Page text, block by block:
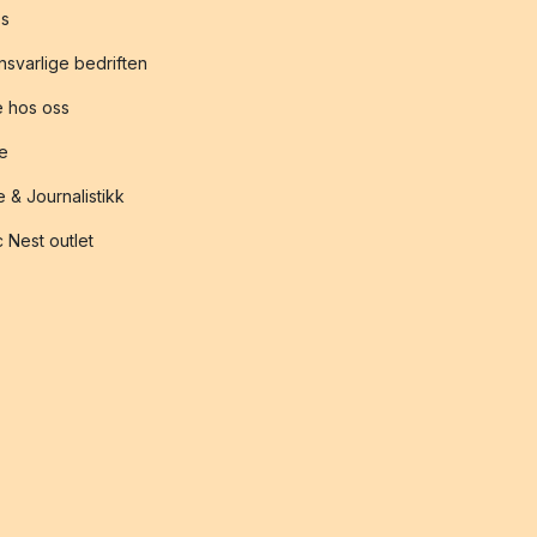
bedriften
hos oss
& Journalistikk
Nest outlet